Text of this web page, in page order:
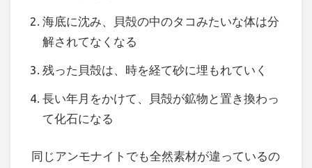
海底に沈み、貝殻の中のタコみたいな体は分
解されてなくなる
残った貝殻は、時を経て砂に埋もれていく
長い年月をかけて、貝殻が鉱物と置き換わっ
て化石になる
同じアンモナイトでも全然素材が違っているの